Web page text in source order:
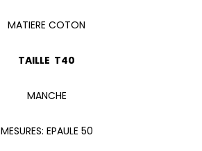
MATIERE COTON
TAILLE T40
MANCHE
MESURES: EPAULE 50